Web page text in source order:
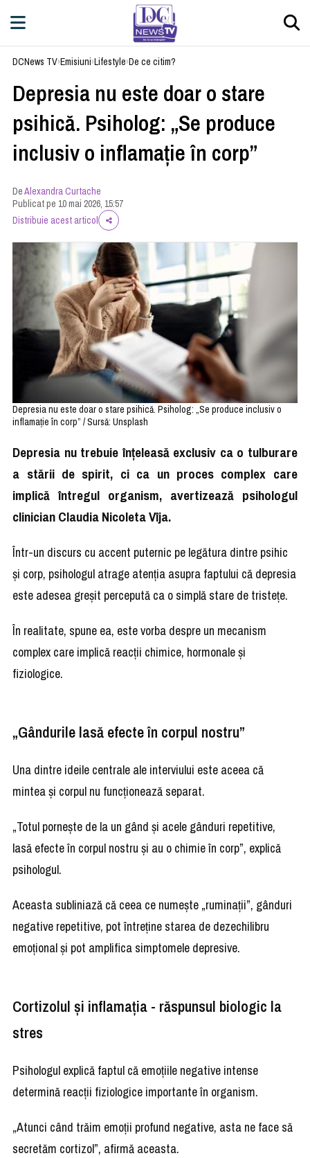
DCNews TV›Emisiuni›Lifestyle›De ce citim?
Depresia nu este doar o stare
psihică. Psiholog: „Se produce
inclusiv o inflamație în corp”
DeAlexandra Curtache
Publicat pe 10 mai 2026, 15:57
Distribuie acest articol
Depresia nu este doar o stare psihică. Psiholog: „Se produce inclusiv o
inflamație în corp” / Sursă: Unsplash
Depresia nu trebuie înțeleasă exclusiv ca o tulburare
a stării de spirit, ci ca un proces complex care
implică întregul organism, avertizează psihologul
clinician Claudia Nicoleta Vîja.
Într-un discurs cu accent puternic pe legătura dintre psihic
și corp, psihologul atrage atenția asupra faptului că depresia
este adesea greșit percepută ca o simplă stare de tristețe.
În realitate, spune ea, este vorba despre un mecanism
complex care implică reacții chimice, hormonale și
fiziologice.
„Gândurile lasă efecte în corpul nostru”
Una dintre ideile centrale ale interviului este aceea că
mintea și corpul nu funcționează separat.
„Totul pornește de la un gând și acele gânduri repetitive,
lasă efecte în corpul nostru și au o chimie în corp”, explică
psihologul.
Aceasta subliniază că ceea ce numește „ruminații”, gânduri
negative repetitive, pot întreține starea de dezechilibru
emoțional și pot amplifica simptomele depresive.
Cortizolul și inflamația - răspunsul biologic la
stres
Psihologul explică faptul că emoțiile negative intense
determină reacții fiziologice importante în organism.
„Atunci când trăim emoții profund negative, asta ne face să
secretăm cortizol”, afirmă aceasta.